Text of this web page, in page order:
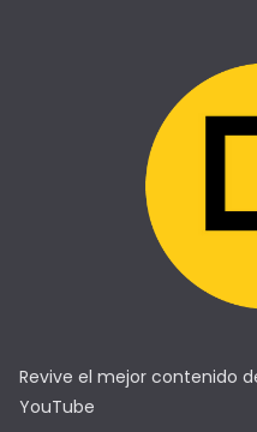
Revive el mejor contenido
YouTube